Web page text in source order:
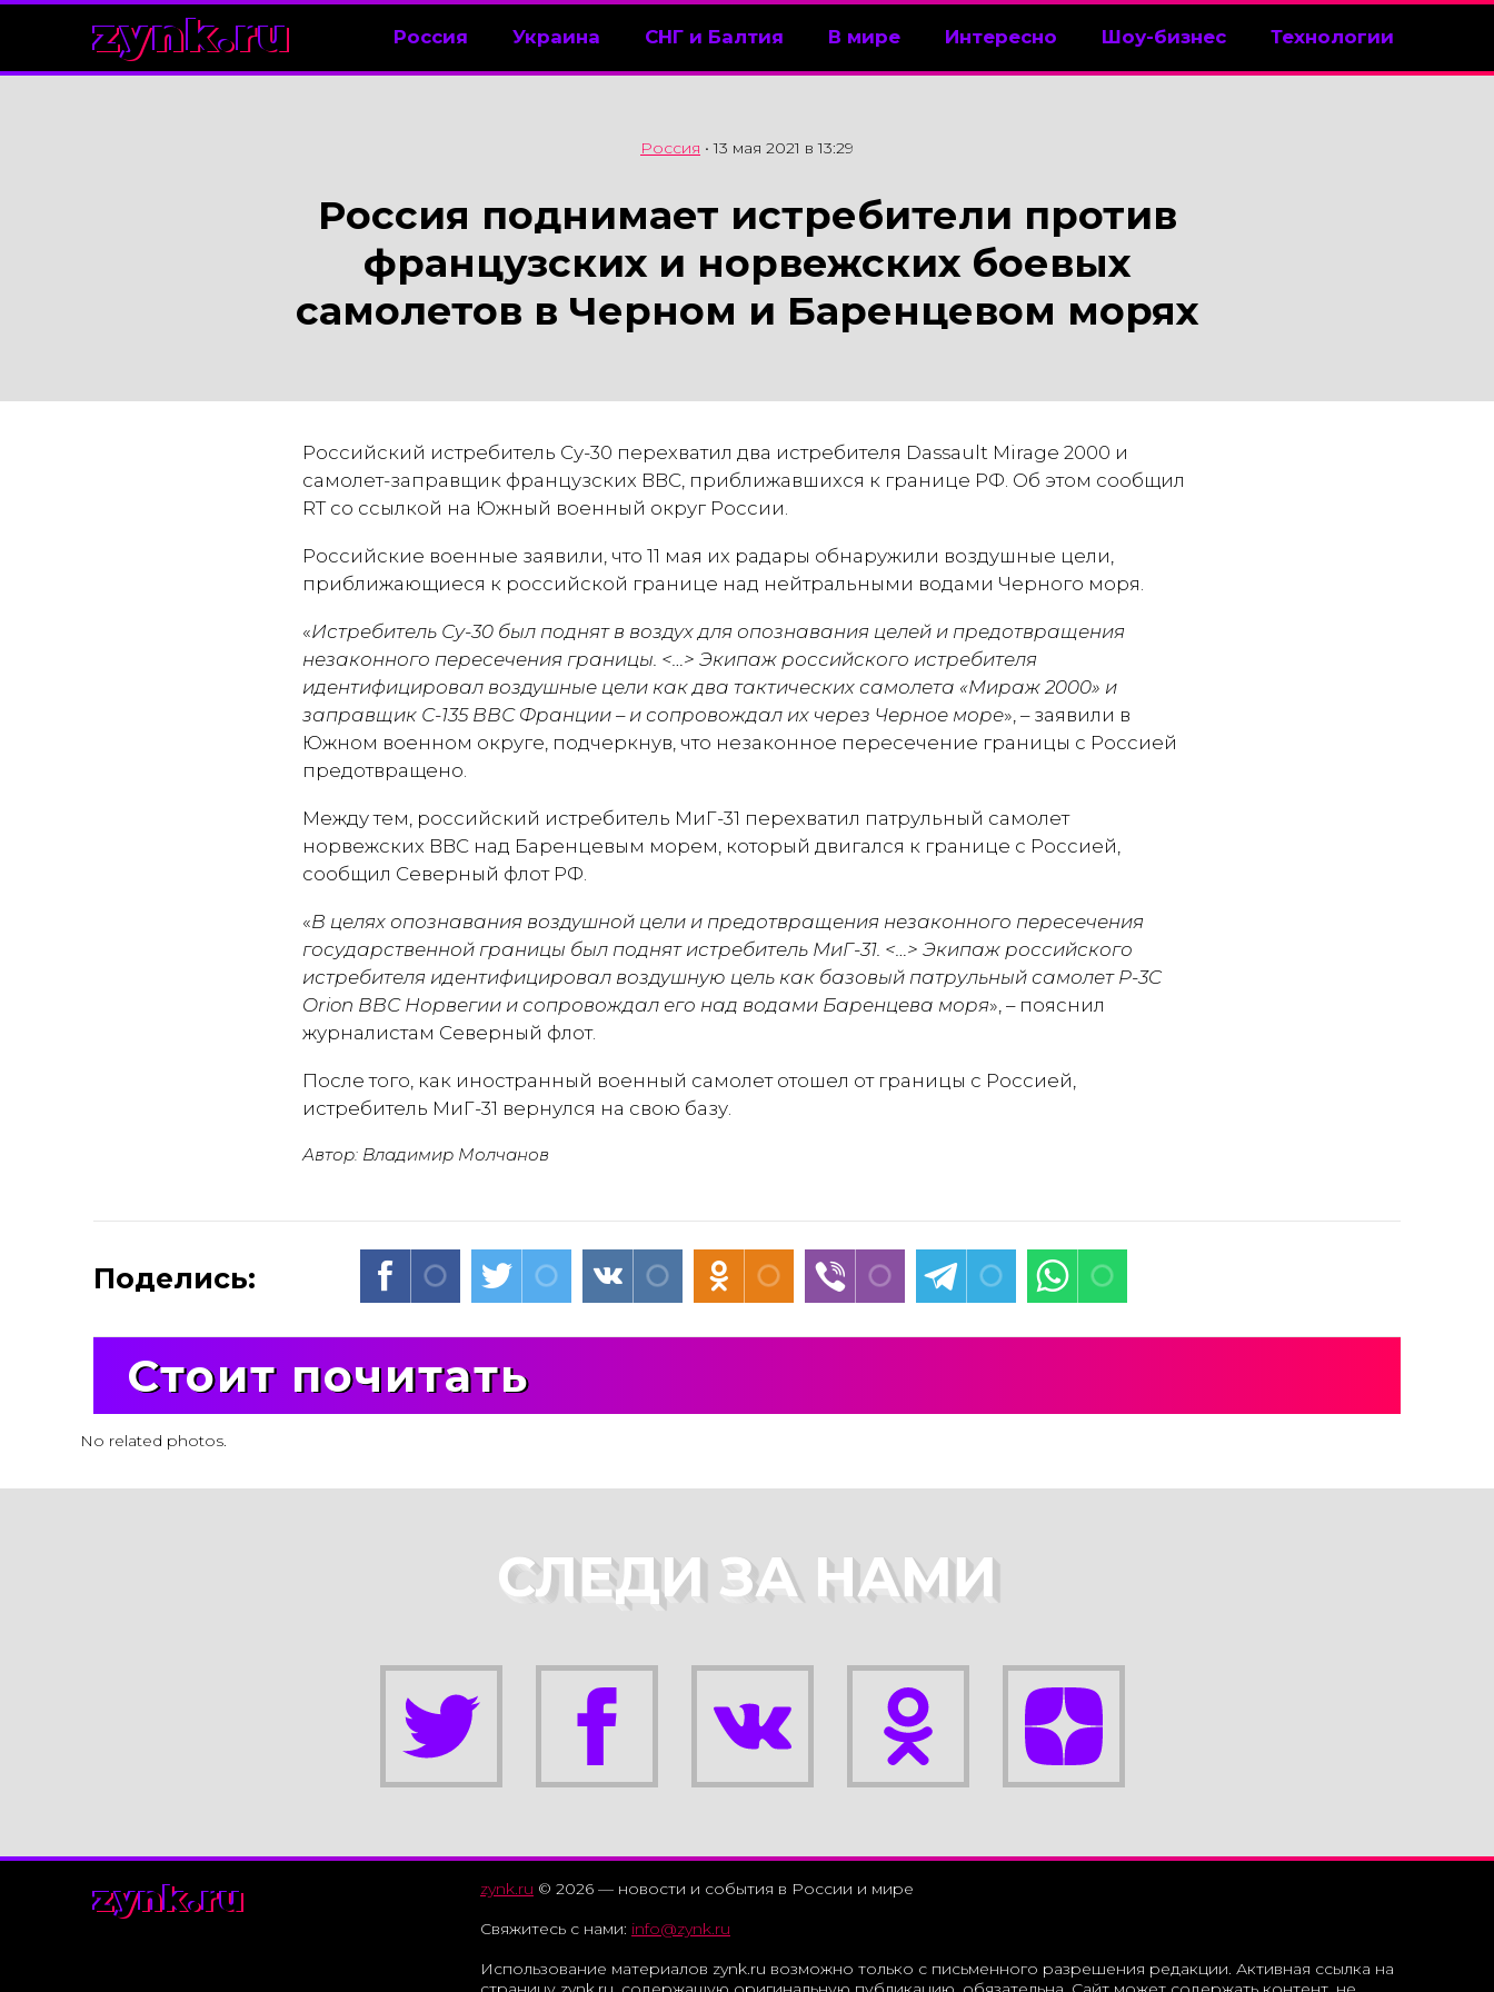
zynk.ru Россия Украина СНГ и Балтия В мире Интересно Шоу-бизнес Технологии
Россия •13 мая 2021 в 13:29
Россия поднимает истребители против
французских и норвежских боевых
самолетов в Черном и Баренцевом морях
Российский истребитель Су-30 перехватил два истребителя Dassault Mirage 2000 и
самолет-заправщик французских ВВС, приближавшихся к границе РФ. Об этом сообщил
RT со ссылкой на Южный военный округ России.
Российские военные заявили, что 11 мая их радары обнаружили воздушные цели,
приближающиеся к российской границе над нейтральными водами Черного моря.
«Истребитель Су-30 был поднят в воздух для опознавания целей и предотвращения
незаконного пересечения границы. <…> Экипаж российского истребителя
идентифицировал воздушные цели как два тактических самолета «Мираж 2000» и
заправщик С-135 ВВС Франции – и сопровождал их через Черное море», – заявили в
Южном военном округе, подчеркнув, что незаконное пересечение границы с Россией
предотвращено.
Между тем, российский истребитель МиГ-31 перехватил патрульный самолет
норвежских ВВС над Баренцевым морем, который двигался к границе с Россией,
сообщил Северный флот РФ.
«В целях опознавания воздушной цели и предотвращения незаконного пересечения
государственной границы был поднят истребитель МиГ-31. <…> Экипаж российского
истребителя идентифицировал воздушную цель как базовый патрульный самолет P-3C
Orion ВВС Норвегии и сопровождал его над водами Баренцева моря», – пояснил
журналистам Северный флот.
После того, как иностранный военный самолет отошел от границы с Россией,
истребитель МиГ-31 вернулся на свою базу.
Автор: Владимир Молчанов
Поделись:
Стоит почитать
No related photos.
СЛЕДИ ЗА НАМИ
zynk.ru zynk.ru © 2026 — новости и события в России и мире
Свяжитесь с нами: info@zynk.ru
Использование материалов zynk.ru возможно только с письменного разрешения редакции. Активная ссылка на